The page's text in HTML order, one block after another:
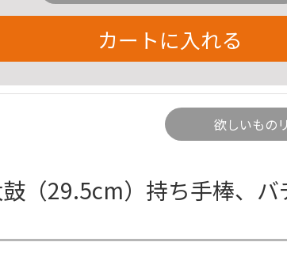
カートに入れる
欲しいもの
（29.5cm）持ち手棒、バ